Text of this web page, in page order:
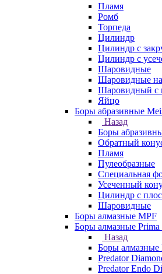
Пламя
Ромб
Торпеда
Цилиндр
Цилиндр с
Цилиндр с
Шаровидные
Шаровидные
Шаровидный с
Яйцо
Боры абразивные
Назад
Боры
Обратный
Пламя
Пулеобразные
Специальная
Усеченный
Цилиндр с
Шаровидные
Боры алмазные MPF
Боры алмазные Prima
Назад
Боры алмазные
Predator
Predator Endo